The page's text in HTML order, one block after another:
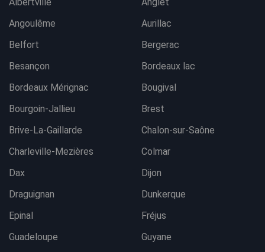
Albertville
Anglet
Angoulême
Aurillac
Belfort
Bergerac
Besançon
Bordeaux lac
Bordeaux Mérignac
Bougival
Bourgoin-Jallieu
Brest
Brive-La-Gaillarde
Chalon-sur-Saône
Charleville-Mezières
Colmar
Dax
Dijon
Draguignan
Dunkerque
Epinal
Fréjus
Guadeloupe
Guyane